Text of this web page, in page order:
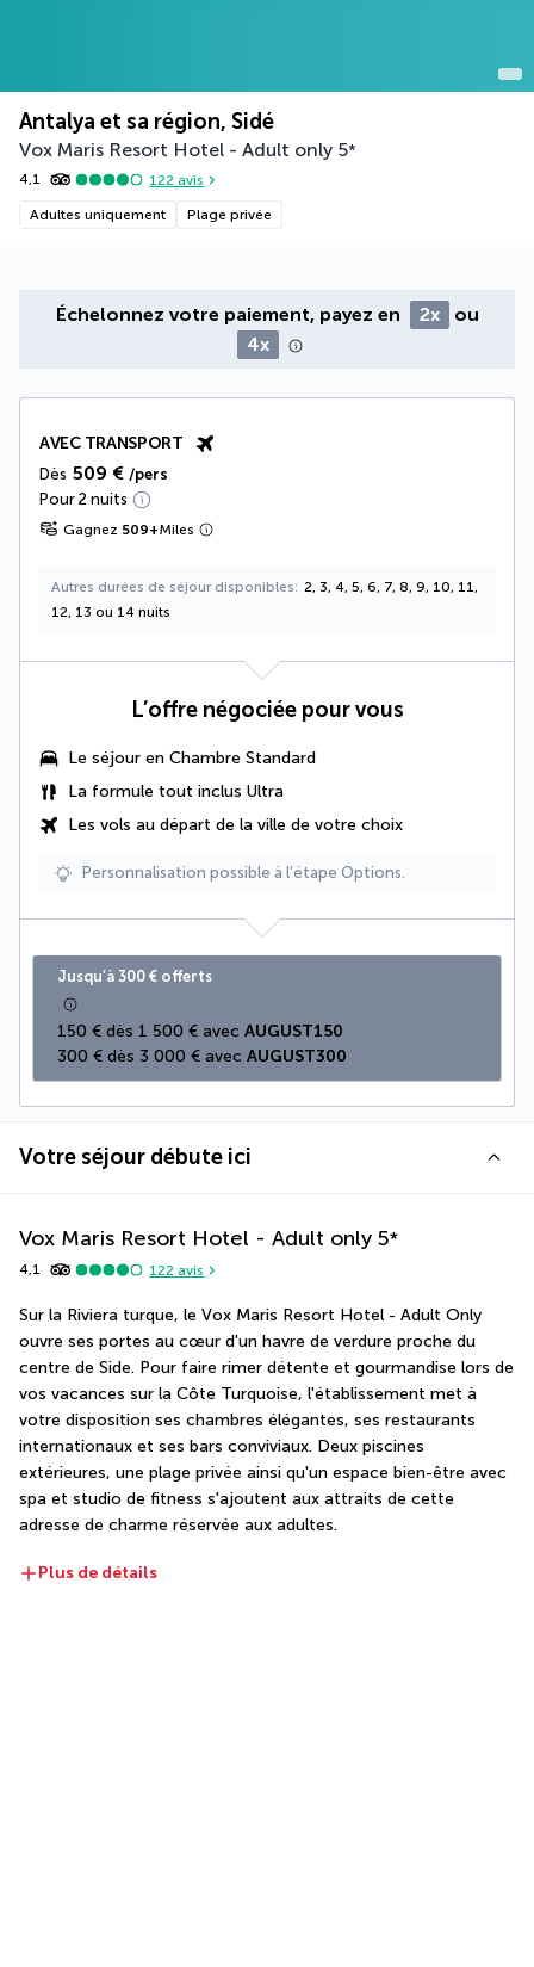
Antalya et sa région, Sidé
Vox Maris Resort Hotel - Adult only 5*
4,1 122 avis
Adultes uniquement Plage privée
Échelonnez votre paiement, payez en 2x
ou
4x
AVEC TRANSPORT
Dès 509 € /pers
Pour 2 nuits
Gagnez 509+Miles
Autres durées de séjour disponibles
2, 3, 4, 5, 6, 7, 8, 9, 10, 11,
12, 13 ou 14 nuits
L’offre négociée pour vous
Le séjour en Chambre Standard
La formule tout inclus Ultra
Les vols au départ de la ville de votre choix
Personnalisation possible à l’étape Options.
Jusqu’à 300 € offerts
150 € dès 1 500 € avec AUGUST150
300 € dès 3 000 € avec AUGUST300
Votre séjour débute ici
Vox Maris Resort Hotel - Adult only 5*
4,1 122 avis
Sur la Riviera turque, le Vox Maris Resort Hotel - Adult Only
ouvre ses portes au cœur d'un havre de verdure proche du
centre de Side. Pour faire rimer détente et gourmandise lors de
vos vacances sur la Côte Turquoise, l'établissement met à
votre disposition ses chambres élégantes, ses restaurants
internationaux et ses bars conviviaux. Deux piscines
extérieures, une plage privée ainsi qu'un espace bien-être avec
spa et studio de fitness s'ajoutent aux attraits de cette
adresse de charme réservée aux adultes.
Plus de détails